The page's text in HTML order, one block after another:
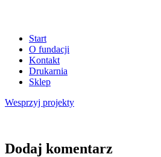
Start
O fundacji
Kontakt
Drukarnia
Sklep
Wesprzyj projekty
Dodaj komentarz